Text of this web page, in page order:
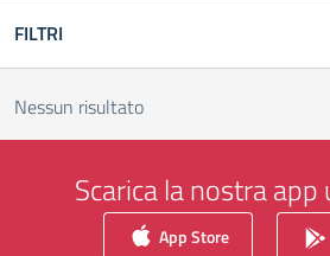
FILTRI
Nessun risultato
Scarica la nostra app
App Store